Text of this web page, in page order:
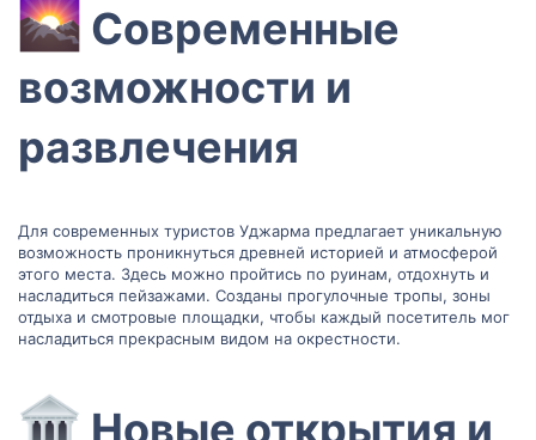
Современные
возможности и
развлечения​
Для современных туристов Уджарма предлагает уникальную
возможность проникнуться древней историей и атмосферой
этого места. Здесь можно пройтись по руинам, отдохнуть и
насладиться пейзажами. Созданы прогулочные тропы, зоны
отдыха и смотровые площадки, чтобы каждый посетитель мог
насладиться прекрасным видом на окрестности.